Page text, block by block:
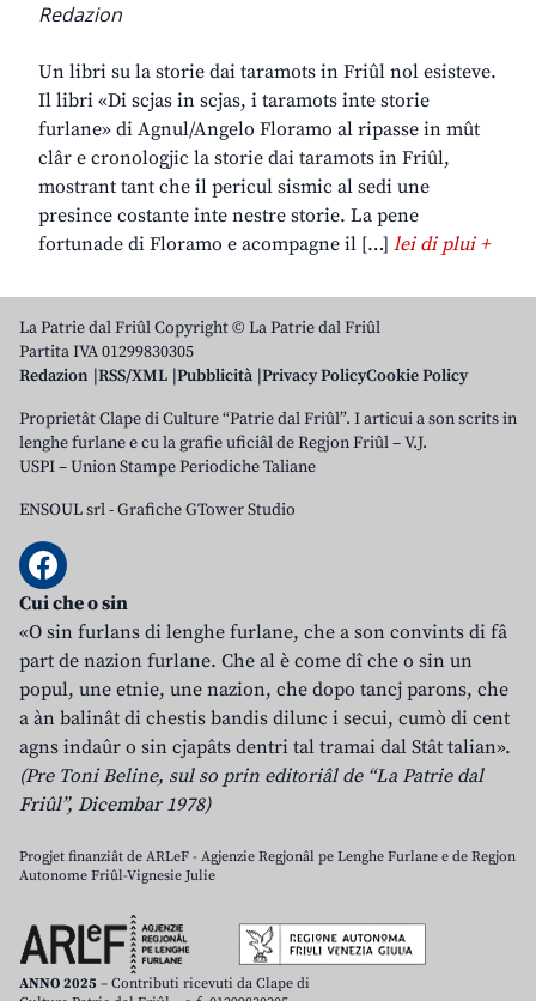
Redazion
Un libri su la storie dai taramots in Friûl nol esisteve.
Il libri «Di scjas in scjas, i taramots inte storie
furlane» di Agnul/Angelo Floramo al ripasse in mût
clâr e cronologjic la storie dai taramots in Friûl,
mostrant tant che il pericul sismic al sedi une
presince costante inte nestre storie. La pene
fortunade di Floramo e acompagne il […] lei di plui +
La Patrie dal Friûl Copyright © La Patrie dal Friûl
Partita IVA 01299830305
Redazion RSS/XML Pubblicità Privacy PolicyCookie Policy
Proprietât Clape di Culture “Patrie dal Friûl”. I articui a son scrits in
lenghe furlane e cu la grafie uficiâl de Regjon Friûl – V.J.
USPI – Union Stampe Periodiche Taliane
ENSOUL srl-Grafiche GTower Studio
Cui che o sin
«O sin furlans di lenghe furlane, che a son convints di fâ
part de nazion furlane. Che al è come dî che o sin un
popul, une etnie, une nazion, che dopo tancj parons, che
a àn balinât di chestis bandis dilunc i secui, cumò di cent
agns indaûr o sin cjapâts dentri tal tramai dal Stât talian».
(Pre Toni Beline, sul so prin editoriâl de “La Patrie dal
Friûl”, Dicembar 1978)
Progjet finanziât de ARLeF - Agjenzie Regjonâl pe Lenghe Furlane e de Regjon
Autonome Friûl-Vignesie Julie
ANNO 2025 – Contributi ricevuti da Clape di